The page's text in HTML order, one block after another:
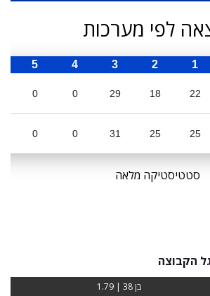
לפי מערכות
1
2
3
4
5
22
18
29
0
0
25
25
31
0
0
סטטיסטיקה מלאה
הקבוצה
בן 38 | 1.79